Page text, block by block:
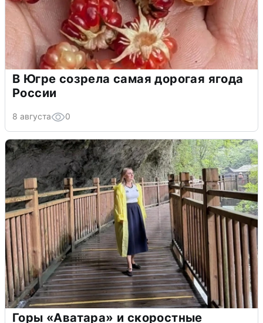
В Югре созрела самая дорогая ягода
России
8 августа 0
Горы «Аватара» и скоростные